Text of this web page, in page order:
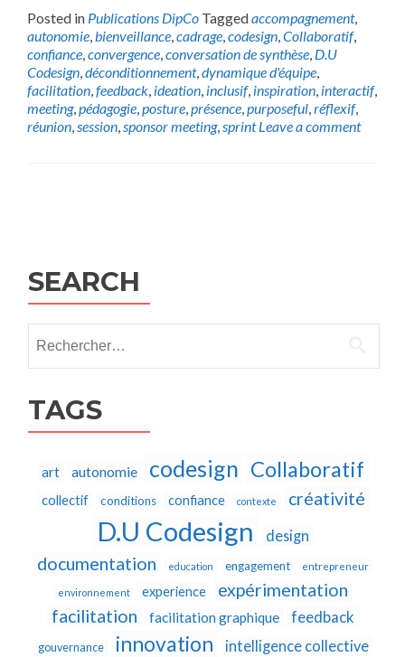
Posted in Publications DipCo Taggedaccompagnement,
autonomie,bienveillance,cadrage,codesign,Collaboratif,
confiance,convergence,conversation de synthèse, D.U
Codesign,déconditionnement,dynamique d'équipe,
facilitation,feedback, ideation, inclusif, inspiration, interactif,
meeting,pédagogie,posture,présence,purposeful,réflexif,
réunion,session,sponsor meeting,sprint Leave a comment
SEARCH
TAGS
art autonomie codesign Collaboratif
collectif conditions confiance contexte créativité
D.U Codesign design
documentation education engagement entrepreneur
environnement experience
expérimentation
facilitation
facilitation graphique feedback
gouvernance innovation intelligence collective